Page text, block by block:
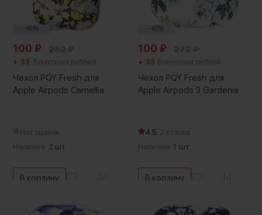
-60%
100 ₽
+ 33 Бонусных рублей
Чехол PQY Fresh для
Apple Airpods Camellia
Нет оценок
Наличие: 2 шт.
В корзину
-63%
100 ₽
+ 33 Бонусных рублей
Чехол PQY Fresh для
Apple Airpods 3 Gardenia
4.5 2 отзыва
Наличие: 1 шт.
В корзину